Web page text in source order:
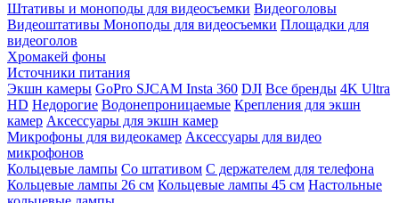
Штативы и моноподы для видеосъемки Видеоголовы
Видеоштативы Моноподы для видеосъемки Площадки для
видеоголов
Хромакей фоны
Источники питания
Экшн камеры GoPro SJCAM Insta 360 DJI Все бренды 4K Ultra
HD Недорогие Водонепроницаемые Крепления для экшн
камер Аксессуары для экшн камер
Микрофоны для видеокамер Аксессуары для видео
микрофонов
Кольцевые лампы Со штативом C держателем для телефона
Кольцевые лампы 26 см Кольцевые лампы 45 см Настольные